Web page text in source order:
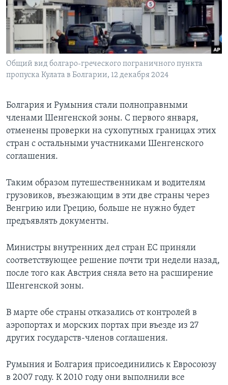
Learning English
СОЦИАЛЬНЫЕ СЕТИ
Общий вид болгаро-греческого пограничного пункта
пропуска Кулата в Болгарии, 12 декабря 2024
Болгария и Румыния стали полноправными
членами Шенгенской зоны. С первого января,
отменены проверки на сухопутных границах этих
стран с остальными участниками Шенгенского
соглашения.
Таким образом путешественникам и водителям
грузовиков, въезжающим в эти две страны через
Венгрию или Грецию, больше не нужно будет
предъявлять документы.
Министры внутренних дел стран ЕС приняли
соответствующее решение почти три недели назад,
после того как Австрия сняла вето на расширение
Шенгенской зоны.
В марте обе страны отказались от контролей в
аэропортах и морских портах при въезде из 27
других государств-членов соглашения.
Румыния и Болгария присоединились к Евросоюзу
в 2007 году. К 2010 году они выполнили все